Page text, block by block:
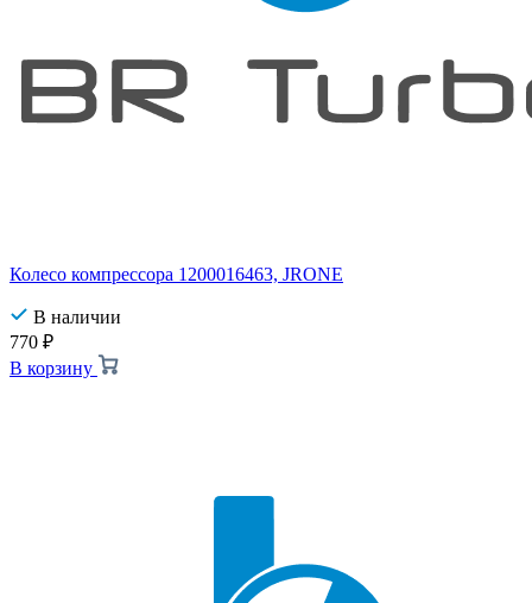
Колесо компрессора 1200016463, JRONE
В наличии
770 ₽
В корзину